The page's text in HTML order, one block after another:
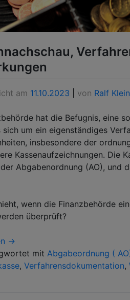
am 11.10.2023 von Ralf Klein
hat die Befugnis, eine
sich um ein eigenständiges
insbesondere der
Kassenaufzeichnungen. Die
Abgabenordnung (AO), und
wenn die Finanzbehörde
überprüft?
→
mit Abgabeordnung (
, Verfahrensdokumentation,